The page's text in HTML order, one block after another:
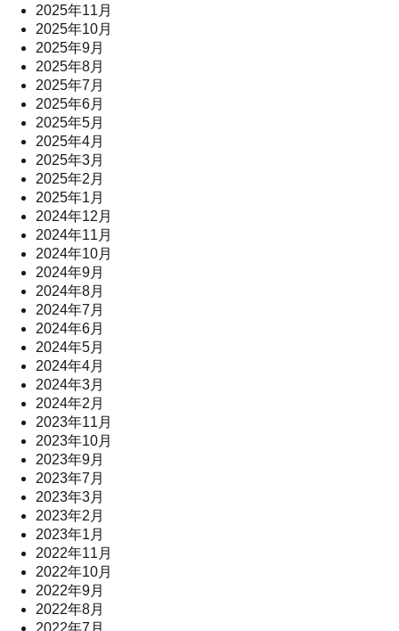
2025年11月
2025年10月
2025年9月
2025年8月
2025年7月
2025年6月
2025年5月
2025年4月
2025年3月
2025年2月
2025年1月
2024年12月
2024年11月
2024年10月
2024年9月
2024年8月
2024年7月
2024年6月
2024年5月
2024年4月
2024年3月
2024年2月
2023年11月
2023年10月
2023年9月
2023年7月
2023年3月
2023年2月
2023年1月
2022年11月
2022年10月
2022年9月
2022年8月
2022年7月